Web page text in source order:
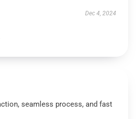
Dec 4, 2024
seamless process, and fast